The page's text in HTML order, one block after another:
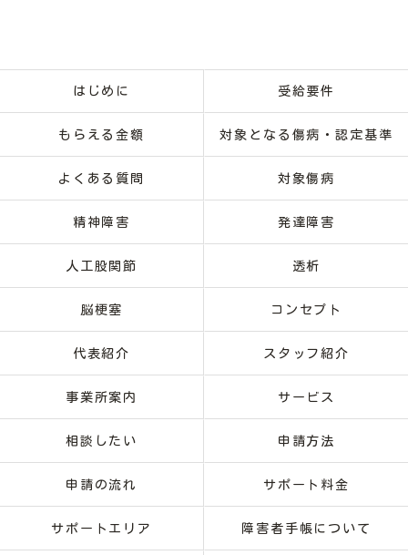
はじめに 受給要件
もらえる金額 対象となる傷病・認定基準
よくある質問 対象傷病
精神障害 発達障害
人工股関節 透析
脳梗塞 コンセプト
代表紹介 スタッフ紹介
事業所案内 サービス
相談したい 申請方法
申請の流れ サポート料金
サポートエリア 障害者手帳について